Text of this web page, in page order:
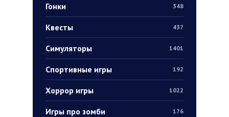
Гонки 348
Квесты 437
Симуляторы 1401
Спортивные игры 192
Хоррор игры 1022
Игры про зомби 176